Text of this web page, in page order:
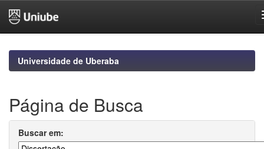
navigationUniversidade de Uberaba
Página de Busca
Buscar em: